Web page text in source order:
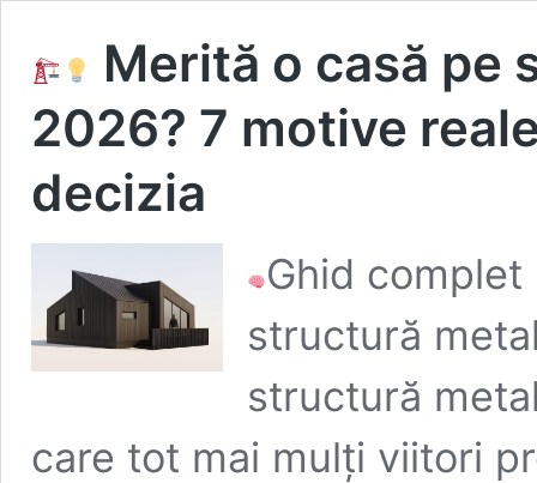
Merită o casă pe
2026? 7 motive
decizia
Ghid
structură
structură
care tot mai mulți viitori